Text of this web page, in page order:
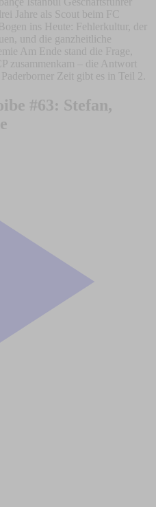
Jahre als Scout beim FC
ins Heute: Fehlerkultur, der
und die ganzheitliche
Am Ende stand die Frage,
zusammenkam – die Antwort
Zeit gibt es in Teil 2.
#63: Stefan,